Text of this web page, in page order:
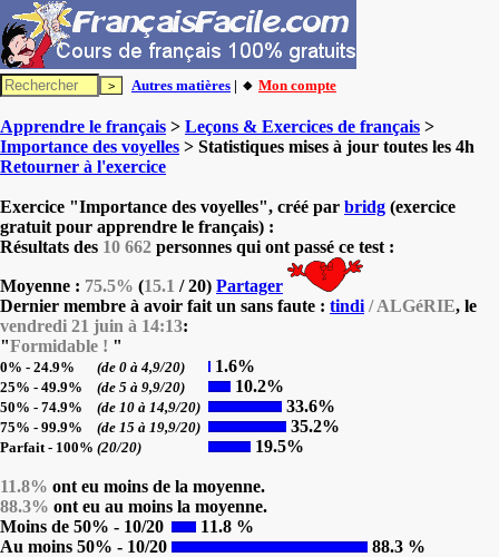
Autres matières | 🔸 Mon compte
Apprendre le français > Leçons & Exercices de français >
Importance des voyelles > Statistiques mises à jour toutes les 4h
Retourner à l'exercice
Exercice "Importance des voyelles", créé par bridg (exercice
gratuit pour apprendre le français) :
Résultats des 10 662 personnes qui ont passé ce test :
Moyenne : 75.5% (15.1 / 20) Partager
Dernier membre à avoir fait un sans faute : tindi / ALGéRIE, le
vendredi 21 juin à 14:13:
"Formidable ! "
0% - 24.9% (de 0 à 4,9/20) 1.6%
25% - 49.9% (de 5 à 9,9/20) 10.2%
50% - 74.9% (de 10 à 14,9/20) 33.6%
75% - 99.9% (de 15 à 19,9/20) 35.2%
Parfait - 100% (20/20) 19.5%
11.8% ont eu moins de la moyenne.
88.3% ont eu au moins la moyenne.
Moins de 50% - 10/20
11.8 %
Au moins 50% - 10/20
88.3 %